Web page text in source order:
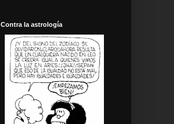
Contra la astrología